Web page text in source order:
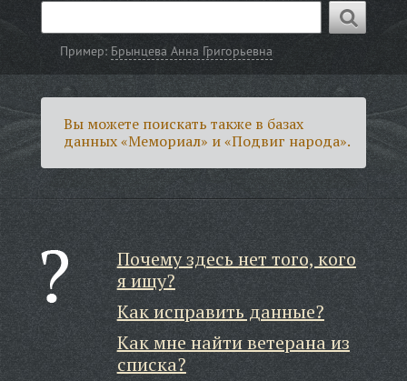
Пример: Брынцева Анна Григорьевна
Вы можете поискать также в базах
данных «Мемориал» и «Подвиг народа».
Почему здесь нет того, кого
я ищу?
Как исправить данные?
Как мне найти ветерана из
списка?